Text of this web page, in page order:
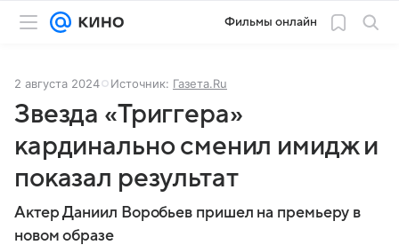
Фильмы онлайн
2 августа 2024 Источник: Газета.Ru
Звезда «Триггера»
кардинально сменил имидж и
показал результат
Актер Даниил Воробьев пришел на премьеру в
новом образе